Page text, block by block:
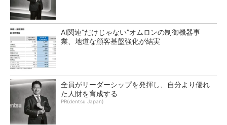
AI関連“だけじゃない”オムロンの制御機器事
業、地道な顧客基盤強化が結実
全員がリーダーシップを発揮し、自分より優れ
た人財を育成する
PR(dentsu Japan)